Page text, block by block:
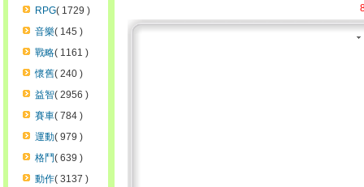
RPG( 1729 )
音樂( 145 )
戰略( 1161 )
懷舊( 240 )
益智( 2956 )
賽車( 784 )
運動( 979 )
格鬥( 639 )
動作( 3137 )